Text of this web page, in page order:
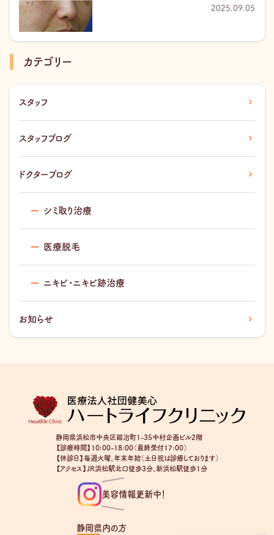
2025.09.05
カテゴリー
スタッフ
スタッフブログ
ドクターブログ
シミ取り治療
医療脱毛
ニキビ・ニキビ跡治療
お知らせ
静岡県浜松市中央区鍛冶町1-35中村企画ビル2階
【診療時間】10:00-18:00（最終受付17:00）
【休診日】毎週火曜、年末年始（土日祝は診療しております）
【アクセス】JR浜松駅北口徒歩3分、新浜松駅徒歩1分
美容情報更新中！
静岡県内の方